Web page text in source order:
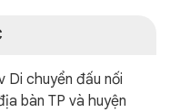
Di chuyển đấu nối
bàn TP và huyện